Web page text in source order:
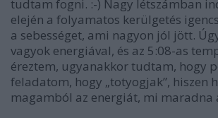
tudtam fogni. :-) Nagy létszámban
elején a folyamatos kerülgetés
a sebességet, ami nagyon jól jött.
vagyok energiával, és az 5:08-as
éreztem, ugyanakkor tudtam, hogy
feladatom, hogy „totyogjak”, hiszen
magamból az energiát, mi maradna